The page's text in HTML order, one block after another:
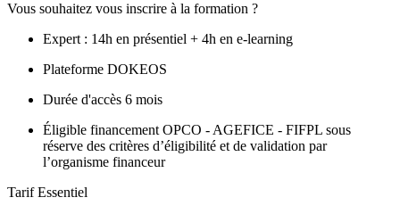
Vous souhaitez vous inscrire à la formation ?
Expert : 14h en présentiel + 4h en e-learning
Plateforme DOKEOS
Durée d'accès 6 mois
Éligible financement OPCO - AGEFICE - FIFPL sous
réserve des critères d’éligibilité et de validation par
l’organisme financeur
Tarif Essentiel